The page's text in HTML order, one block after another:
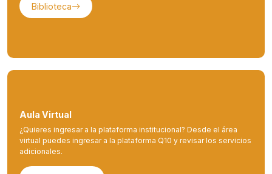
Biblioteca
Aula Virtual
¿Quieres ingresar a la plataforma institucional? Desde el área
virtual puedes ingresar a la plataforma Q10 y revisar los servicios
adicionales.